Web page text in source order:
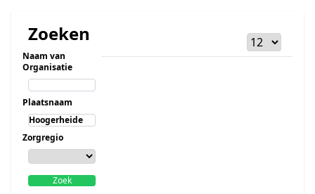
Zoeken
Naam van
Organisatie
Plaatsnaam
Zorgregio
Zoek